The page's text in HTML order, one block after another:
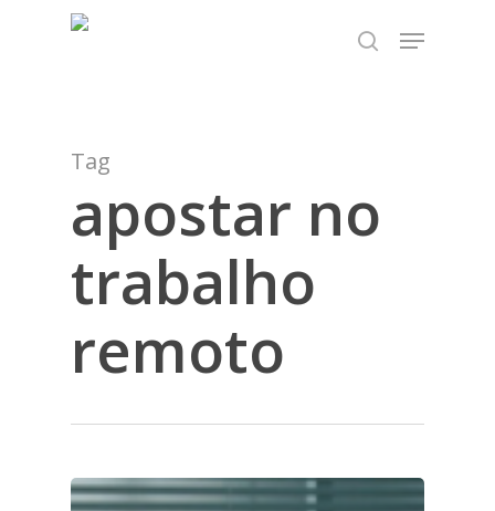
TEST89838
search
Menu
Tag
apostar no
trabalho
remoto